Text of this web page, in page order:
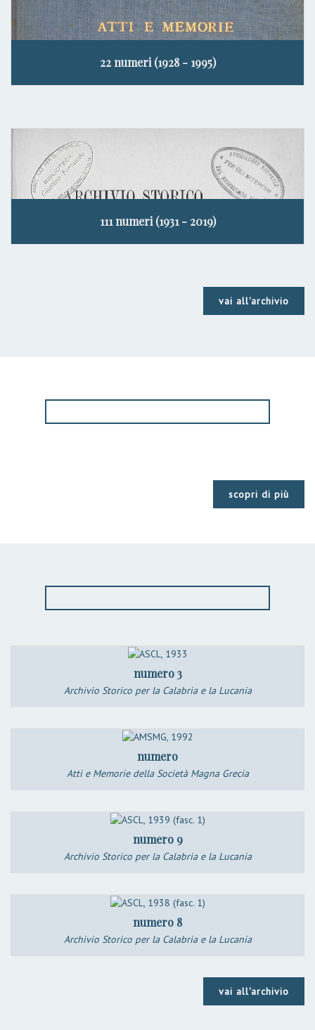
22 numeri (1928 - 1995)
111 numeri (1931 - 2019)
vai all'archivio
scopri di più
numero 3
Archivio Storico per la Calabria e la Lucania
numero
Atti e Memorie della Società Magna Grecia
numero 9
Archivio Storico per la Calabria e la Lucania
numero 8
Archivio Storico per la Calabria e la Lucania
vai all'archivio